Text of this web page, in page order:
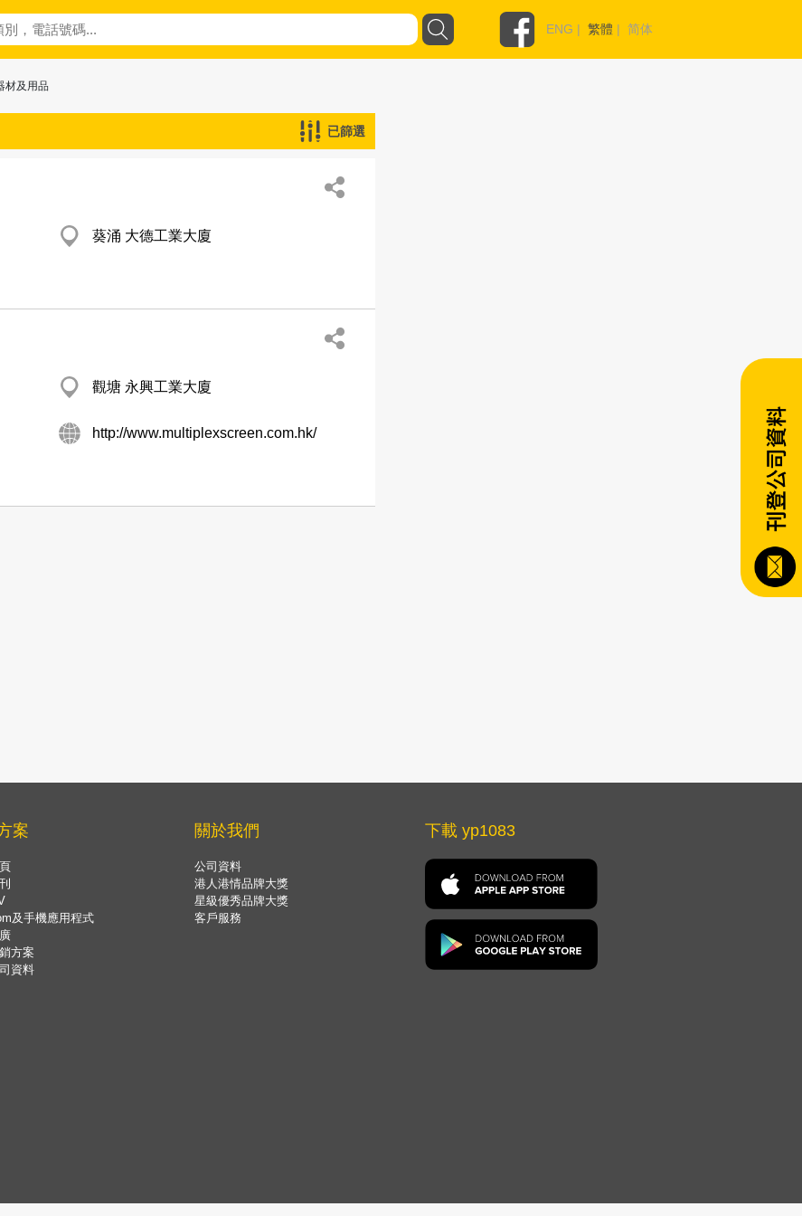
ENG | 繁體 | 简体
材及用品
已篩選
葵涌 大德工業大廈
觀塘 永興工業大廈
http://www.multiplexscreen.com.hk/
案
及手機應用程式
方案
資料
關於我們
公司資料
港人港情品牌大獎
星級優秀品牌大獎
客戶服務
下載 yp1083